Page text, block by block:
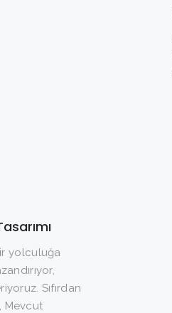
yolculuğa
Sıfırdan
Mevcut